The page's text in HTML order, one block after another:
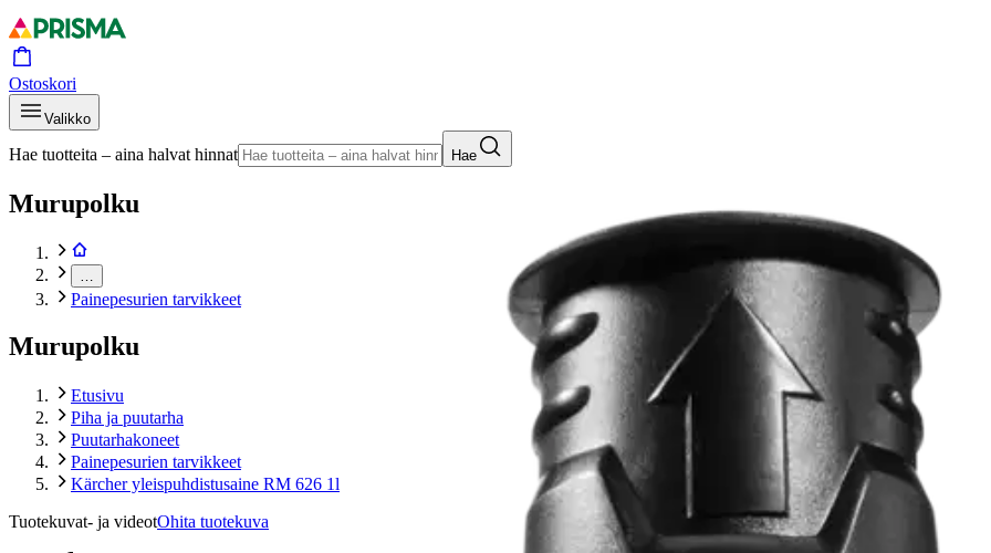
Ostoskori
Valikko
Hae tuotteita – aina halvat hinnat Hae
Murupolku
Painepesurien tarvikkeet
Murupolku
Etusivu
Piha ja puutarha
Puutarhakoneet
Painepesurien tarvikkeet
Kärcher yleispuhdistusaine RM 626 1l
Tuotekuvat- ja videotOhita tuotekuva